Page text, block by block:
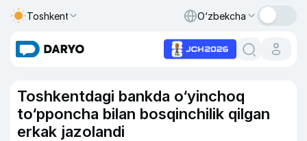
Toshkent O‘zbekcha
Toshkentdagi bankda o‘yinchoq
to‘pponcha bilan bosqinchilik qilgan
erkak jazolandi